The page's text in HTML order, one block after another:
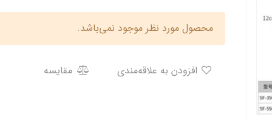
محصول مورد نظر موجود نمی‌باشد.
مقایسه